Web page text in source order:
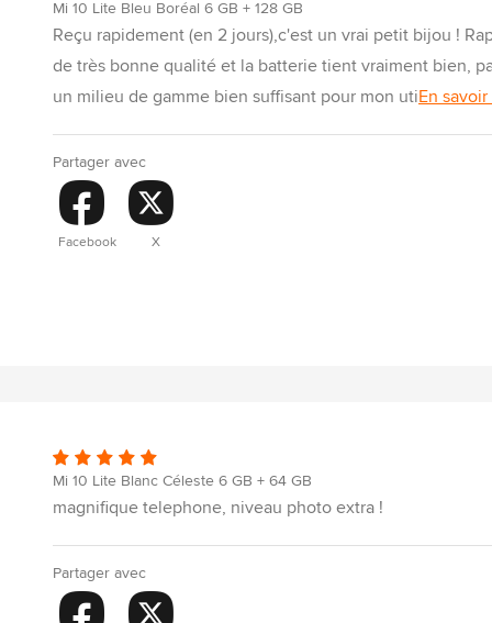
Mi 10 Lite Bleu Boréal 6 GB + 128 GB
Reçu rapidement (en 2 jours),c'est un vrai petit bijou !
de très bonne qualité et la batterie tient vraiment bien,
un milieu de gamme bien suffisant pour mon utiEn
Partager avec
Facebook X
Mi 10 Lite Blanc Céleste 6 GB + 64 GB
magnifique telephone, niveau photo extra !
Partager avec